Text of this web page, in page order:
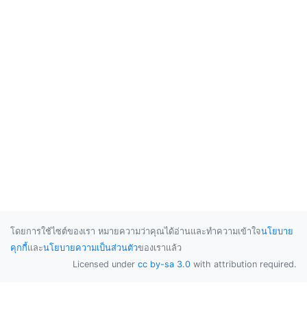
โดยการใช้ไซต์ของเรา หมายความว่าคุณได้อ่านและทำความเข้าใจนโยบาย
คุกกี้และนโยบายความเป็นส่วนตัวของเราแล้ว
Licensed under cc by-sa 3.0 with attribution required.